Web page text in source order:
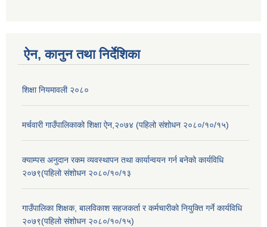
ऐन, कानुन तथा निर्देशिका
शिक्षा नियमावली २०८०
मर्चवारी गाउँपालिकाको शिक्षा ऐन,२०७४ (पहिलो संशोधन २०८०/१०/१५)
क्याम्पस अनुदान रकम व्यवस्थापन तथा कार्यान्वयन गर्न बनेको कार्यविधि
२०७९(पहिलो संशोधन २०८०/१०/१३
गाउँपालिका शिक्षक, बालविकाश सहजकर्ता र कर्मचारीको नियुक्ति गर्ने कार्यविधि
२०७९(पहिलो संशोधन २०८०/१०/१५)